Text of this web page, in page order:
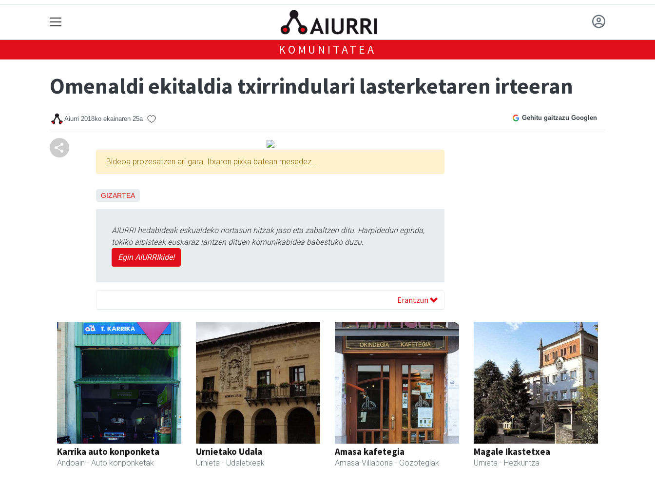
KOMUNITATEA
Omenaldi ekitaldia txirrindulari lasterketaren irteeran
Aiurri 2018ko ekainaren 25a Gehitu gaitzazu Googlen
Bideoa prozesatzen ari gara. Itxaron pixka batean mesedez...
GIZARTEA
AIURRI hedabideak eskualdeko nortasun hitzak jaso eta zabaltzen ditu. Harpidedun eginda,
tokiko albisteak euskaraz lantzen dituen komunikabidea babestuko duzu.
Egin AIURRIkide!
Erantzun
Karrika auto konponketa
Andoain - Auto konponketak
Urnietako Udala
Urnieta - Udaletxeak
Amasa kafetegia
Amasa-Villabona - Gozotegiak
Magale Ikastetxea
Urnieta - Hezkuntza